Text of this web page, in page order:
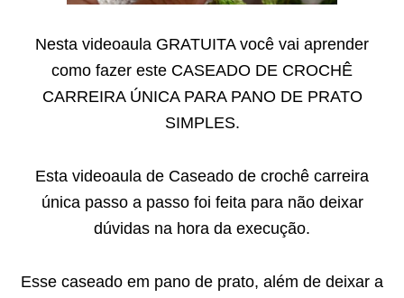
Nesta videoaula GRATUITA você vai aprender
como fazer este CASEADO DE CROCHÊ
CARREIRA ÚNICA PARA PANO DE PRATO
SIMPLES.
Esta videoaula de Caseado de crochê carreira
única passo a passo foi feita para não deixar
dúvidas na hora da execução.
Esse caseado em pano de prato, além de deixar a